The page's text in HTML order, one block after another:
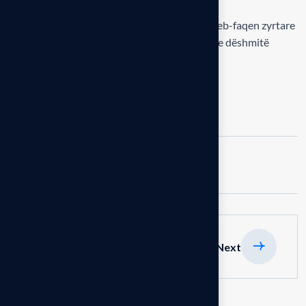
Formularët për aplikim janë të publikuar në ueb-faqen zyrtare
të Odës dhe mund të dorëzohen së bashku me dëshmitë
Next